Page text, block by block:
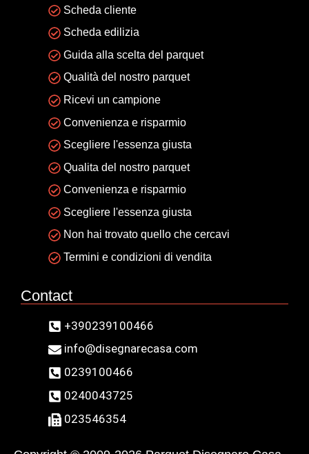
Scheda cliente
Scheda edilizia
Guida alla scelta del parquet
Qualità del nostro parquet
Ricevi un campione
Convenienza e risparmio
Scegliere l'essenza giusta
Qualita del nostro parquet
Convenienza e risparmio
Scegliere l'essenza giusta
Non hai trovato quello che cercavi
Termini e condizioni di vendita
Contact
+390239100466
info@disegnarecasa.com
0239100466
0240043725
023546354